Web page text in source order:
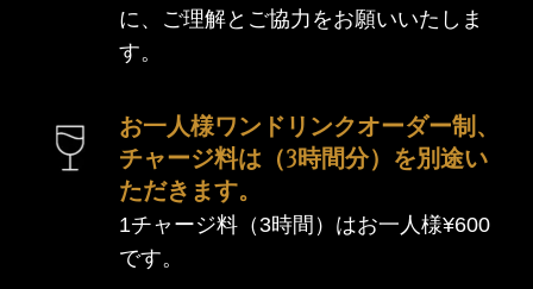
に、ご理解とご協力をお願いいたしま
す。
お一人様ワンドリンクオーダー制、
チャージ料は（3時間分）を別途い
ただきます。
1チャージ料（3時間）はお一人様¥600
です。